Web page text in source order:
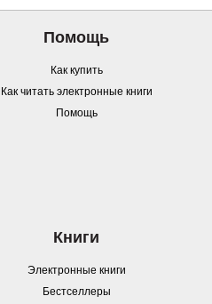
Помощь
Как купить
Как читать электронные книги
Помощь
Книги
Электронные книги
Бестселлеры